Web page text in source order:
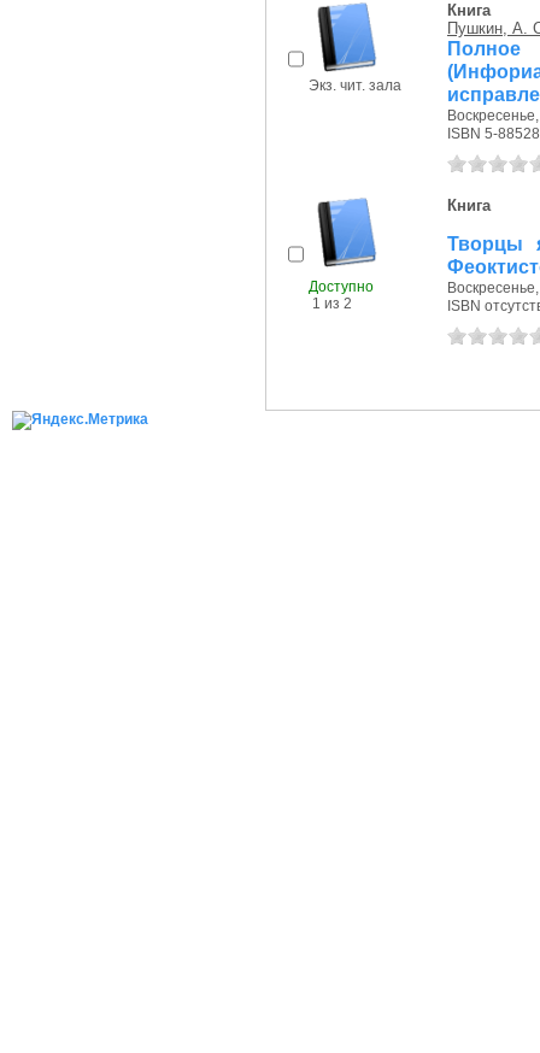
Экз. чит. зала
Книга
Пушкин, А.
ISBN 5-
Доступно
1 из 2
Книга
Творцы
ISBN